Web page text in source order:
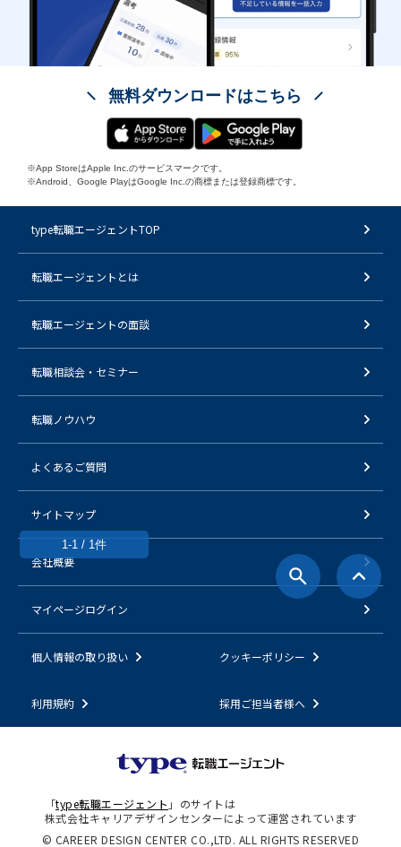
1-1 / 1件
無料ダウンロードはこちら
※App StoreはApple Inc.のサービスマークです。
※Android、Google PlayはGoogle Inc.の商標または登録商標です。
type転職エージェントTOP
転職エージェントとは
転職エージェントの面談
転職相談会・セミナー
転職ノウハウ
よくあるご質問
サイトマップ
会社概要
マイページログイン
個人情報の取り扱い クッキーポリシー
利用規約 採用ご担当者様へ
「type転職エージェント 」のサイトは
株式会社キャリアデザインセンターによって運営されています
© CAREER DESIGN CENTER CO.,LTD. ALL RIGHTS RESERVED